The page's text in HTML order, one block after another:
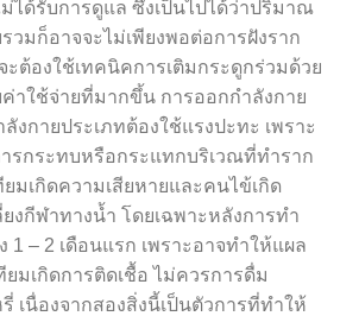
ได้รับการดูแล ซึ่งเป็นไปได้ว่าปริมาณ
วมก็อาจจะไม่เพียงพอต่อการฝังราก
ะต้องใช้เทคนิคการเติมกระดูกร่วมด้วย
าใช้จ่ายที่มากขึ้น การออกกำลังกาย
งกายประเภทต้องใช้แรงปะทะ เพราะ
รกระทบหรือกระแทกบริเวณที่ทำราก
มเกิดความเสียหายและคนไข้เกิด
ยงกีฬาทางน้ำ โดยเฉพาะหลังการทำ
1 – 2 เดือนแรก เพราะอาจทำให้แผล
มเกิดการติดเชื้อ ไม่ควรการดื่ม
เนื่องจากสองสิ่งนี้เป็นตัวการที่ทำให้